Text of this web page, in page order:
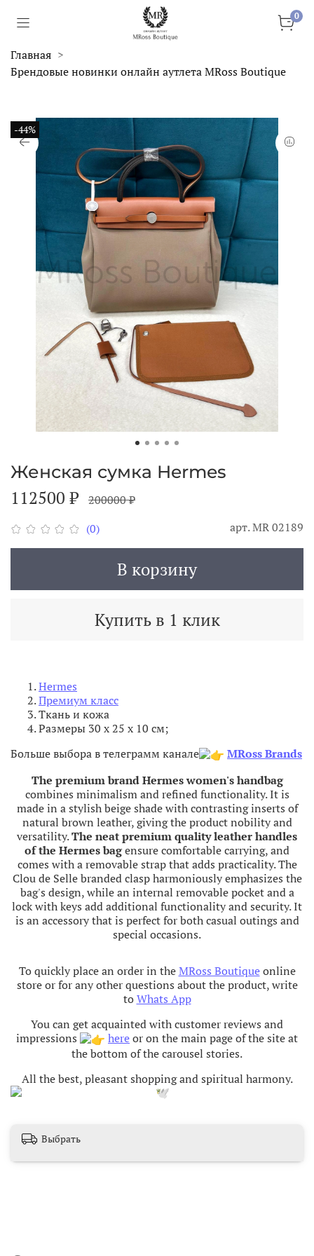
0
Главная
Брендовые новинки онлайн аутлета MRoss Boutique
-44%
(0) арт.MR 02189
Женская сумка Hermes
112500 ₽ 200000 ₽
В корзину
Купить в 1 клик
Hermes
Премиум класс
Ткань и кожа
Размеры 30 х 25 х 10 см;
Больше выбора в телеграмм канале
MRoss Brands
The premiumbrandHermeswomen'shandbag
combines minimalism and refined functionality. Itis
made in astylish beige shade with contrasting inserts of
natural brown leather, givingtheproduct nobility and
versatility.The neatpremiumqualityleatherhandles
ofthe Hermesbagensurecomfortablecarrying,and
comes with aremovable strap that adds practicality.The
Clou de Selle branded clasp harmoniously emphasizes the
bag's design, whilean internal removable pocket anda
lockwithkeys addadditional functionalityandsecurity.It
is an accessory thatis perfect for both casual outings and
special occasions.
To quickly place an order in the MRoss Boutiqueonline
store or for any other questions about the product, write
to Whats App
You can get acquainted with customer reviews and
impressions
hereor on the main page of the site at
the bottom of the carousel stories.
All the best, pleasant shopping and spiritual harmony.
Выбрать